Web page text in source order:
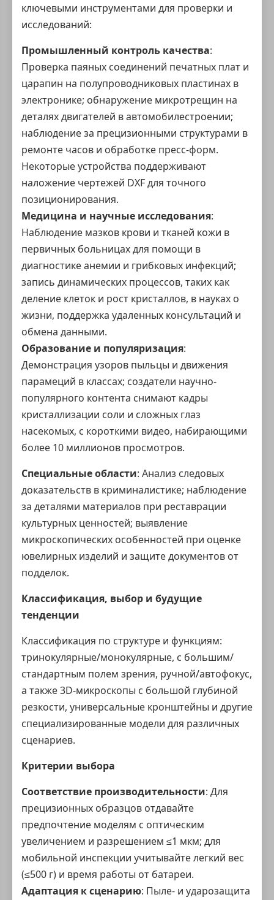
ключевыми инструментами для проверки и
исследований:
Промышленный контроль качества:
Проверка паяных соединений печатных плат и
царапин на полупроводниковых пластинах в
электронике; обнаружение микротрещин на
деталях двигателей в автомобилестроении;
наблюдение за прецизионными структурами в
ремонте часов и обработке пресс-форм.
Некоторые устройства поддерживают
наложение чертежей DXF для точного
позиционирования.
Медицина и научные исследования:
Наблюдение мазков крови и тканей кожи в
первичных больницах для помощи в
диагностике анемии и грибковых инфекций;
запись динамических процессов, таких как
деление клеток и рост кристаллов, в науках о
жизни, поддержка удаленных консультаций и
обмена данными.
Образование и популяризация:
Демонстрация узоров пыльцы и движения
парамеций в классах; создатели научно-
популярного контента снимают кадры
кристаллизации соли и сложных глаз
насекомых, с короткими видео, набирающими
более 10 миллионов просмотров.
Специальные области: Анализ следовых
доказательств в криминалистике; наблюдение
за деталями материалов при реставрации
культурных ценностей; выявление
микроскопических особенностей при оценке
ювелирных изделий и защите документов от
подделок.
Классификация, выбор и будущие
тенденции
Классификация по структуре и функциям:
тринокулярные/монокулярные, с большим/
стандартным полем зрения, ручной/автофокус,
а также 3D-микроскопы с большой глубиной
резкости, универсальные кронштейны и другие
специализированные модели для различных
сценариев.
Критерии выбора
Соответствие производительности: Для
прецизионных образцов отдавайте
предпочтение моделям с оптическим
увеличением и разрешением ≤1 мкм; для
мобильной инспекции учитывайте легкий вес
(≤500 г) и время работы от батареи.
Адаптация к сценарию: Пыле- и ударозащита